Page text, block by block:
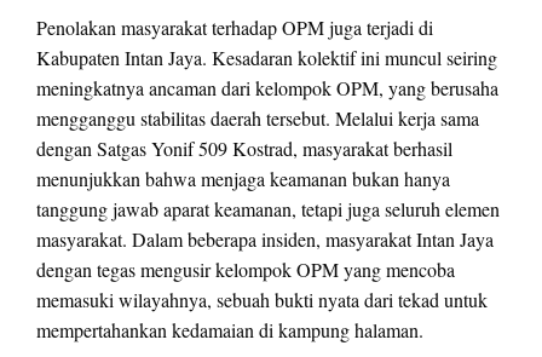
Penolakan masyarakat terhadap OPM juga terjadi di
Kabupaten Intan Jaya. Kesadaran kolektif ini muncul seiring
meningkatnya ancaman dari kelompok OPM, yang berusaha
mengganggu stabilitas daerah tersebut. Melalui kerja sama
dengan Satgas Yonif 509 Kostrad, masyarakat berhasil
menunjukkan bahwa menjaga keamanan bukan hanya
tanggung jawab aparat keamanan, tetapi juga seluruh elemen
masyarakat. Dalam beberapa insiden, masyarakat Intan Jaya
dengan tegas mengusir kelompok OPM yang mencoba
memasuki wilayahnya, sebuah bukti nyata dari tekad untuk
mempertahankan kedamaian di kampung halaman.